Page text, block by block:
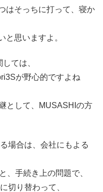
はそっちに打って、寝か
と思いますよ。
ては、
が野心的ですよね
として、MUSASHIの方
場合は、会社にもよる
、手続き上の問題で、
切り替わって、